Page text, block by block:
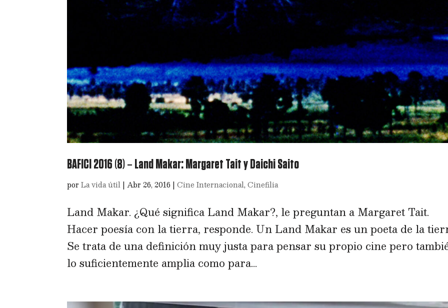
BAFICI 2016 (8) – Land Makar: Margaret Tait y Daichi Saito
porLa vida útil |Abr 26, 2016 |Cine Internacional,Cinefilia
Land Makar. ¿Qué significa Land Makar?, le preguntan a Margaret Tait.
Hacer poesía con la tierra, responde. Un Land Makar es un poeta de la
Se trata de una definición muy justa para pensar su propio cine pero
lo suficientemente amplia como para...